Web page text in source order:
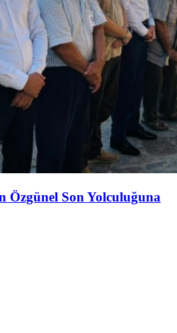
Özgünel Son Yolculuğuna